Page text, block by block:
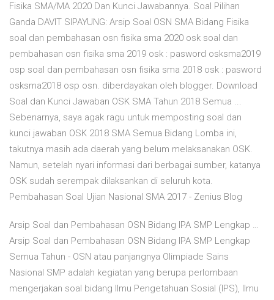
Fisika SMA/MA 2020 Dan Kunci Jawabannya. Soal Pilihan
Ganda DAVIT SIPAYUNG: Arsip Soal OSN SMA Bidang Fisika
soal dan pembahasan osn fisika sma 2020 osk soal dan
pembahasan osn fisika sma 2019 osk : pasword osksma2019
osp soal dan pembahasan osn fisika sma 2018 osk : pasword
osksma2018 osp osn. diberdayakan oleh blogger. Download
Soal dan Kunci Jawaban OSK SMA Tahun 2018 Semua ...
Sebenarnya, saya agak ragu untuk memposting soal dan
kunci jawaban OSK 2018 SMA Semua Bidang Lomba ini,
takutnya masih ada daerah yang belum melaksanakan OSK.
Namun, setelah nyari informasi dari berbagai sumber, katanya
OSK sudah serempak dilaksankan di seluruh kota.
Pembahasan Soal Ujian Nasional SMA 2017 - Zenius Blog
Arsip Soal dan Pembahasan OSN Bidang IPA SMP Lengkap …
Arsip Soal dan Pembahasan OSN Bidang IPA SMP Lengkap
Semua Tahun - OSN atau panjangnya Olimpiade Sains
Nasional SMP adalah kegiatan yang berupa perlombaan
mengerjakan soal bidang Ilmu Pengetahuan Sosial (IPS), Ilmu